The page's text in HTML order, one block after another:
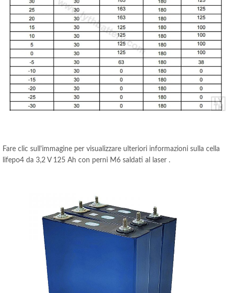
Fare clic sull'immagine per visualizzare ulteriori informazioni sulla cella
lifepo4 da 3,2 V 125 Ah con perni M6 saldati al laser .